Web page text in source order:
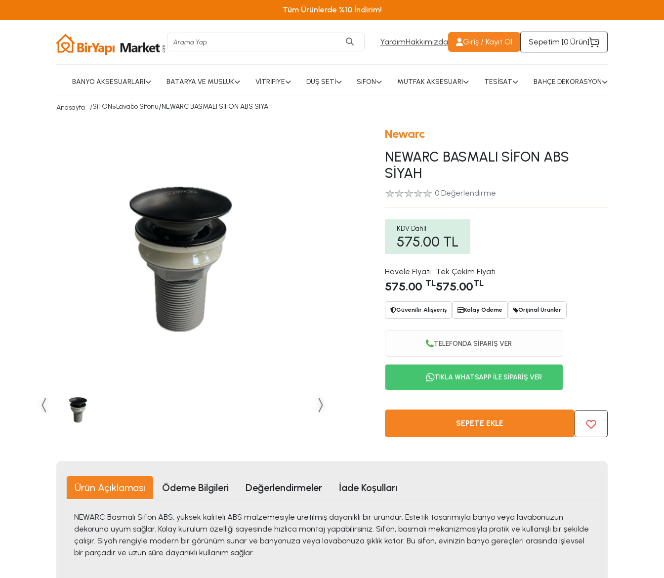
Tüm Ürünlerde %10 İndirim!
YardımHakkımızda Giriş / Kayıt Ol Sepetim [0 Ürün]
BANYO AKSESUARLARI BATARYA VE MUSLUK VİTRİFİYE DUŞ SETİ SiFON MUTFAK AKSESUARI TESİSAT BAHÇE DEKORASYON
Anasayfa SiFON»Lavabo Sifonu/NEWARC BASMALI SİFON ABS SİYAH
Newarc
NEWARC BASMALI SİFON ABS
SİYAH
0 Değerlendirme
KDV Dahil
575.00 TL
Havele Fiyatı
575.00 TL
Tek Çekim Fiyatı
575.00TL
Güvenilir Alışveriş Kolay Ödeme Orijinal Ürünler
TELEFONDA SİPARİŞ VER
TIKLA WHATSAPP İLE SİPARİŞ VER
SEPETE EKLE
Ürün Açıklaması Ödeme Bilgileri Değerlendirmeler İade Koşulları
NEWARC Basmalı Sifon ABS, yüksek kaliteli ABS malzemesiyle üretilmiş dayanıklı bir üründür. Estetik tasarımıyla banyo veya lavabonuzun
dekoruna uyum sağlar. Kolay kurulum özelliği sayesinde hızlıca montaj yapabilirsiniz. Sifon, basmalı mekanizmasıyla pratik ve kullanışlı bir şekilde
çalışır. Siyah rengiyle modern bir görünüm sunar ve banyonuza veya lavabonuza şıklık katar. Bu sifon, evinizin banyo gereçleri arasında işlevsel
bir parçadır ve uzun süre dayanıklı kullanım sağlar.